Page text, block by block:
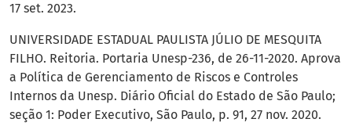
17 set. 2023.
UNIVERSIDADE ESTADUAL PAULISTA JÚLIO DE MESQUITA
FILHO. Reitoria. Portaria Unesp-236, de 26-11-2020. Aprova
a Política de Gerenciamento de Riscos e Controles
Internos da Unesp. Diário Oficial do Estado de São Paulo;
seção 1: Poder Executivo, São Paulo, p. 91, 27 nov. 2020.